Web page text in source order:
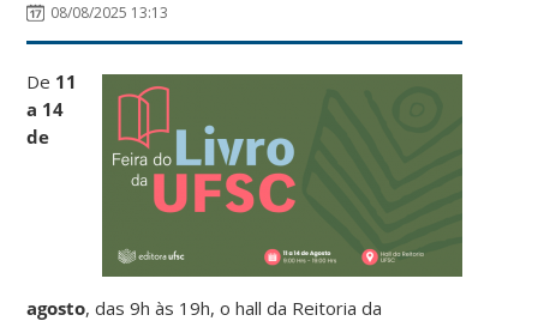
08/08/2025 13:13
De 11
a 14
de
agosto, das 9h às 19h, o hall da Reitoria da